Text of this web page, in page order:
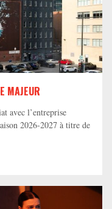
MAJEUR
avec l’entreprise
2026-2027 à titre de